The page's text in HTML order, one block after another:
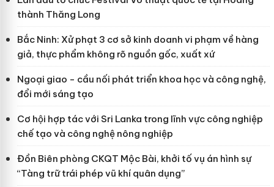
thành Thăng Long
Bắc Ninh: Xử phạt 3 cơ sở kinh doanh vi phạm về hàng
giả, thực phẩm không rõ nguồn gốc, xuất xứ
Ngoại giao - cầu nối phát triển khoa học và công nghệ,
đổi mới sáng tạo
Cơ hội hợp tác với Sri Lanka trong lĩnh vực công nghiệp
chế tạo và công nghệ nông nghiệp
Đồn Biên phòng CKQT Mộc Bài, khởi tố vụ án hình sự
“Tàng trữ trái phép vũ khí quân dụng”